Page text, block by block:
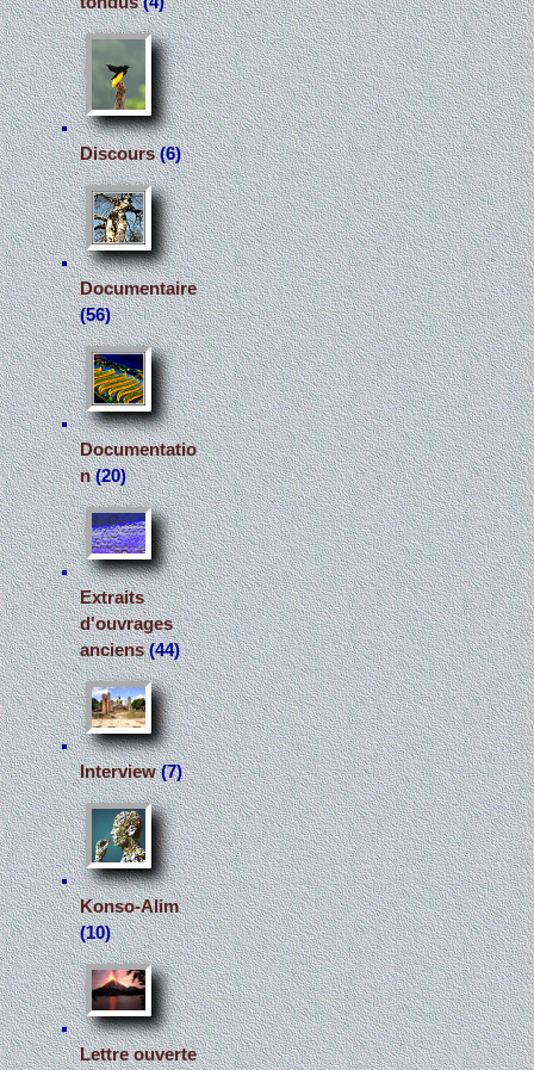
Discours(6)
Documentaire
(56)
Documentatio
n(20)
Extraits
d'ouvrages
anciens(44)
Interview(7)
Konso-Alim
(10)
Lettre ouverte